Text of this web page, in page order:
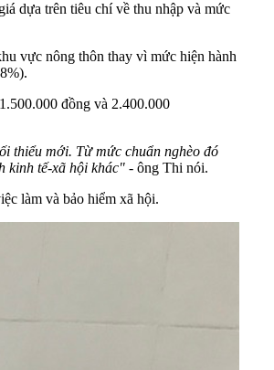
dựa trên tiêu chí về thu nhập và mức
vực nông thôn thay vì mức hiện hành
đồng và 2.400.000
thiểu mới. Từ mức chuẩn nghèo đó
kinh tế-xã hội khác" - ông Thi nói.
làm và bảo hiểm xã hội.